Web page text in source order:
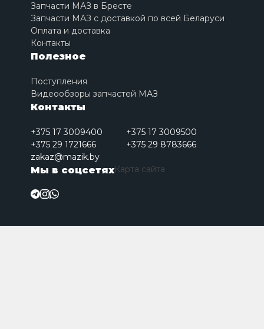
Запчасти МАЗ в Бресте
Запчасти МАЗ с доставкой по всей Беларуси
Оплата и доставка
Контакты
Полезное
Поступления
Видеообзоры запчастей МАЗ
Контакты
+375 17 3009400
+375 17 3009500
+375 29 1721666
+375 29 8783666
zakaz@mazik.by
Мы в соцсетяхКарта сайта